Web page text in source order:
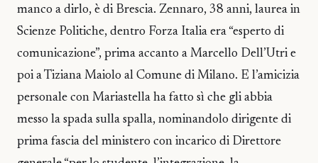
manco a dirlo, è di Brescia. Zennaro, 38 anni, laurea in
Scienze Politiche, dentro Forza Italia era “esperto di
comunicazione”, prima accanto a Marcello Dell’Utri e
poi a Tiziana Maiolo al Comune di Milano. E l’amicizia
personale con Mariastella ha fatto sì che gli abbia
messo la spada sulla spalla, nominandolo dirigente di
prima fascia del ministero con incarico di Direttore